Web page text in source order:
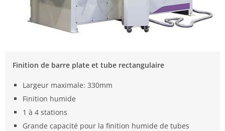
Finition de barre plate et tube rectangulaire
Largeur maximale: 330mm
Finition humide
1 à 4 stations
Grande capacité pour la finition humide de tubes